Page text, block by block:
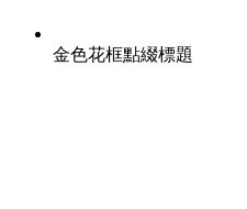
金色花框點綴標題